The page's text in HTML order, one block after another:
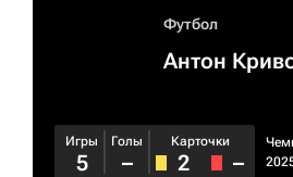
Футбол
Антон
Игры
5
Голы
–
Карточки
2 –